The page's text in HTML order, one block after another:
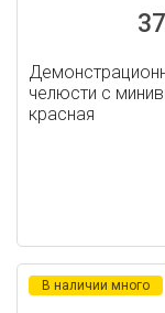
челюсти с
красная
В наличии много